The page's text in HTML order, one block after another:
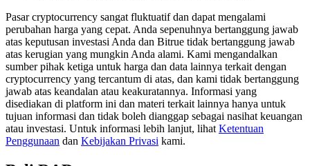
Pinjaman
Layanan pinjaman yang didukung Crypto
Pasar cryptocurrency sangat fluktuatif dan dapat mengalami
perubahan harga yang cepat. Anda sepenuhnya bertanggung jawab
atas keputusan investasi Anda dan Bitrue tidak bertanggung jawab
atas kerugian yang mungkin Anda alami. Kami mengandalkan
sumber pihak ketiga untuk harga dan data lainnya terkait dengan
cryptocurrency yang tercantum di atas, dan kami tidak bertanggung
jawab atas keandalan atau keakuratannya. Informasi yang
disediakan di platform ini dan materi terkait lainnya hanya untuk
tujuan informasi dan tidak boleh dianggap sebagai nasihat keuangan
atau investasi. Untuk informasi lebih lanjut, lihat Ketentuan
Penggunaan dan Kebijakan Privasi kami.